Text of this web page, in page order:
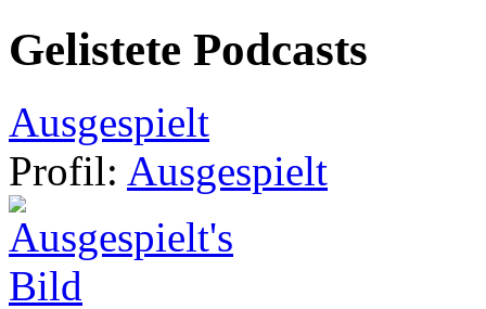
Gelistete Podcasts
Ausgespielt
Profil: Ausgespielt